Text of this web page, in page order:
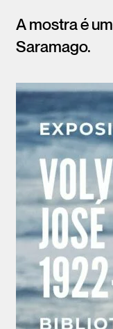
A mostra é
Saramago.